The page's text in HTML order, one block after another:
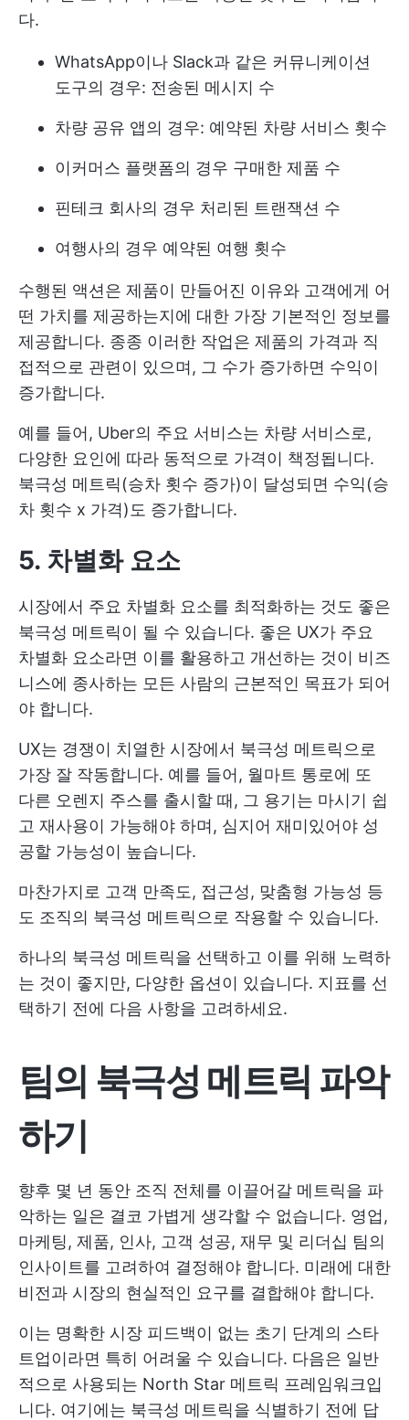
다.
WhatsApp이나 Slack과 같은 커뮤니케이션
도구의 경우: 전송된 메시지 수
차량 공유 앱의 경우: 예약된 차량 서비스 횟수
이커머스 플랫폼의 경우 구매한 제품 수
핀테크 회사의 경우 처리된 트랜잭션 수
여행사의 경우 예약된 여행 횟수
수행된 액션은 제품이 만들어진 이유와 고객에게 어
떤 가치를 제공하는지에 대한 가장 기본적인 정보를
제공합니다. 종종 이러한 작업은 제품의 가격과 직
접적으로 관련이 있으며, 그 수가 증가하면 수익이
증가합니다.
예를 들어, Uber의 주요 서비스는 차량 서비스로,
다양한 요인에 따라 동적으로 가격이 책정됩니다.
북극성 메트릭(승차 횟수 증가)이 달성되면 수익(승
차 횟수 x 가격)도 증가합니다.
5. 차별화 요소
시장에서 주요 차별화 요소를 최적화하는 것도 좋은
북극성 메트릭이 될 수 있습니다. 좋은 UX가 주요
차별화 요소라면 이를 활용하고 개선하는 것이 비즈
니스에 종사하는 모든 사람의 근본적인 목표가 되어
야 합니다.
UX는 경쟁이 치열한 시장에서 북극성 메트릭으로
가장 잘 작동합니다. 예를 들어, 월마트 통로에 또
다른 오렌지 주스를 출시할 때, 그 용기는 마시기 쉽
고 재사용이 가능해야 하며, 심지어 재미있어야 성
공할 가능성이 높습니다.
마찬가지로 고객 만족도, 접근성, 맞춤형 가능성 등
도 조직의 북극성 메트릭으로 작용할 수 있습니다.
하나의 북극성 메트릭을 선택하고 이를 위해 노력하
는 것이 좋지만, 다양한 옵션이 있습니다. 지표를 선
택하기 전에 다음 사항을 고려하세요.
팀의 북극성 메트릭 파악
하기
향후 몇 년 동안 조직 전체를 이끌어갈 메트릭을 파
악하는 일은 결코 가볍게 생각할 수 없습니다. 영업,
마케팅, 제품, 인사, 고객 성공, 재무 및 리더십 팀의
인사이트를 고려하여 결정해야 합니다. 미래에 대한
비전과 시장의 현실적인 요구를 결합해야 합니다.
이는 명확한 시장 피드백이 없는 초기 단계의 스타
트업이라면 특히 어려울 수 있습니다. 다음은 일반
적으로 사용되는 North Star 메트릭 프레임워크입
니다. 여기에는 북극성 메트릭을 식별하기 전에 답